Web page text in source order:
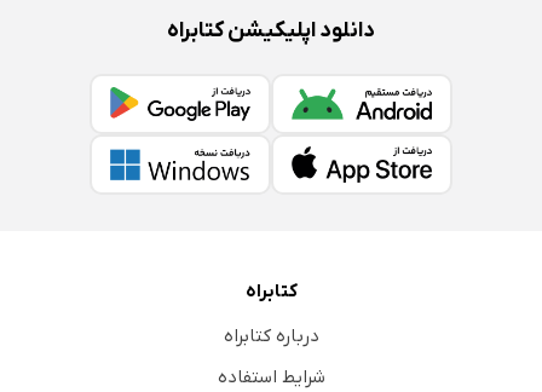
دانلود اپلیکیشن کتابراه
کتابراه
درباره کتابراه
شرایط استفاده